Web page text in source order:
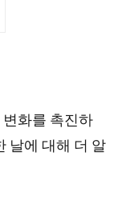
화를 촉진하
날에 대해 더 알